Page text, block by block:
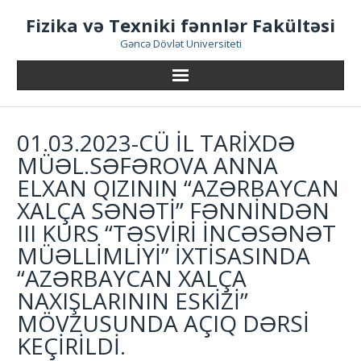
Fizika və Texniki fənnlər Fakültəsi
Gəncə Dövlət Universiteti
01.03.2023-CÜ IL TARIXDƏ
MÜƏL.SƏFƏROVA ANNA
ELXAN QIZININ “AZƏRBAYCAN
XALÇA SƏNƏTI” FƏNNINDƏN
III KURS “TƏSVIRI INCƏSƏNƏT
MÜƏLLIMLIYI” IXTISASINDA
“AZƏRBAYCAN XALÇA
NAXIŞLARININ ESKIZI”
MÖVZUSUNDA AÇIQ DƏRSI
KEÇIRILDI.